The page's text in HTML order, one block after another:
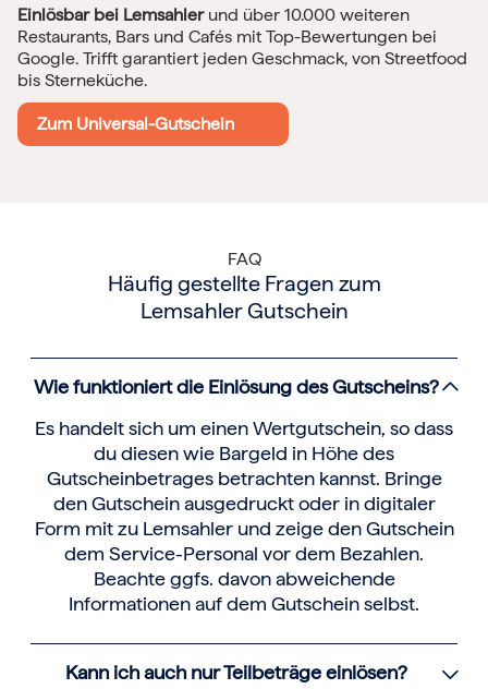
Einlösbar bei Lemsahlerund über 10.000 weiteren
Restaurants, Bars und Cafés mit Top-Bewertungen bei
Google. Trifft garantiert jeden Geschmack, von Streetfood
bis Sterneküche.
Zum Universal-Gutschein
FAQ
Häufig gestellte Fragen zum
Lemsahler Gutschein
Wie funktioniert die Einlösung des Gutscheins?
Es handelt sich um einen Wertgutschein, so dass
du diesen wie Bargeld in Höhe des
Gutscheinbetrages betrachten kannst. Bringe
den Gutschein ausgedruckt oder in digitaler
Form mit zu Lemsahler und zeige den Gutschein
dem Service-Personal vor dem Bezahlen.
Beachte ggfs. davon abweichende
Informationen auf dem Gutschein selbst.
Kann ich auch nur Teilbeträge einlösen?